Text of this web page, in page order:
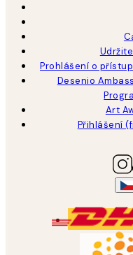
Prohlášení o
Desenio
Art
Přihlášení